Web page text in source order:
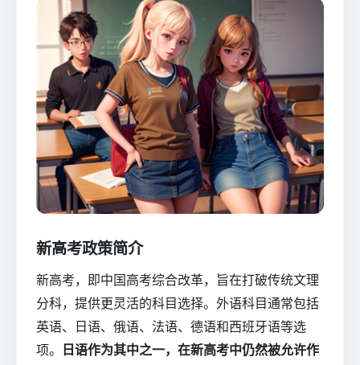
新高考政策简介
新高考，即中国高考综合改革，旨在打破传统文理
分科，提供更灵活的科目选择。外语科目通常包括
英语、日语、俄语、法语、德语和西班牙语等选
项。
日语作为其中之一，在新高考中仍然被允许作